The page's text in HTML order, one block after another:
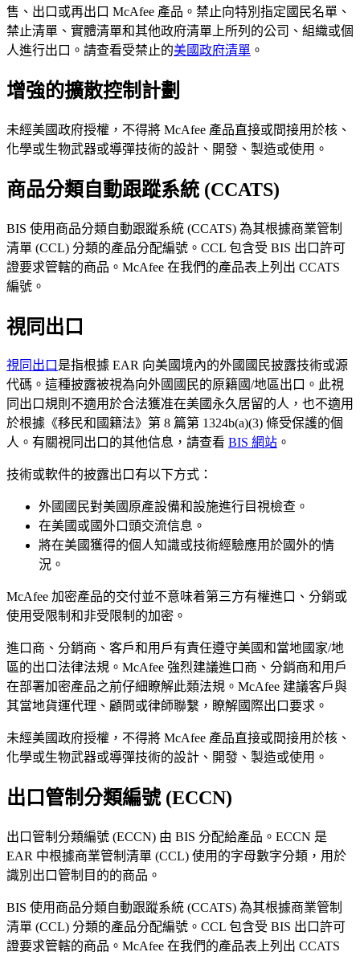
售、出口或再出口 McAfee 產品。禁止向特別指定國民名單、
禁止清單、實體清單和其他政府清單上所列的公司、組織或個
人進行出口。請查看受禁止的美國政府清單 。
增強的擴散控制計劃
未經美國政府授權，不得將 McAfee 產品直接或間接用於核、
化學或生物武器或導彈技術的設計、開發、製造或使用。
商品分類自動跟蹤系統 (CCATS)
BIS 使用商品分類自動跟蹤系統 (CCATS) 為其根據商業管制
清單 (CCL) 分類的產品分配編號。CCL 包含受 BIS 出口許可
證要求管轄的商品。McAfee 在我們的產品表上列出 CCATS
編號。
視同出口
視同出口 是指根據 EAR 向美國境內的外國國民披露技術或源
代碼。這種披露被視為向外國國民的原籍國/地區出口。此視
同出口規則不適用於合法獲准在美國永久居留的人，也不適用
於根據《移民和國籍法》第 8 篇第 1324b(a)(3) 條受保護的個
人。有關視同出口的其他信息，請查看 BIS 網站 。
技術或軟件的披露出口有以下方式：
外國國民對美國原產設備和設施進行目視檢查。
在美國或國外口頭交流信息。
將在美國獲得的個人知識或技術經驗應用於國外的情
況。
McAfee 加密產品的交付並不意味着第三方有權進口、分銷或
使用受限制和非受限制的加密。
進口商、分銷商、客戶和用戶有責任遵守美國和當地國家/地
區的出口法律法規。McAfee 強烈建議進口商、分銷商和用戶
在部署加密產品之前仔細瞭解此類法規。McAfee 建議客戶與
其當地貨運代理、顧問或律師聯繫，瞭解國際出口要求。
未經美國政府授權，不得將 McAfee 產品直接或間接用於核、
化學或生物武器或導彈技術的設計、開發、製造或使用。
出口管制分類編號 (ECCN)
出口管制分類編號 (ECCN) 由 BIS 分配給產品。ECCN 是
EAR 中根據商業管制清單 (CCL) 使用的字母數字分類，用於
識別出口管制目的的商品。
BIS 使用商品分類自動跟蹤系統 (CCATS) 為其根據商業管制
清單 (CCL) 分類的產品分配編號。CCL 包含受 BIS 出口許可
證要求管轄的商品。McAfee 在我們的產品表上列出 CCATS